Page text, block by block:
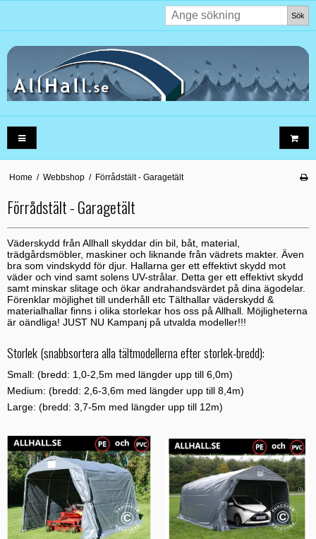
Sök
Home / Webbshop / Förrådstält - Garagetält
Förrådstält - Garagetält
Väderskydd från Allhall skyddar din bil, båt, material,
trädgårdsmöbler, maskiner och liknande från vädrets makter. Även
bra som vindskydd för djur. Hallarna ger ett effektivt skydd mot
väder och vind samt solens UV-strålar. Detta ger ett effektivt skydd
samt minskar slitage och ökar andrahandsvärdet på dina ägodelar.
Förenklar möjlighet till underhåll etc Tälthallar väderskydd &
materialhallar finns i olika storlekar hos oss på Allhall. Möjligheterna
är oändliga! JUST NU Kampanj på utvalda modeller!!!
Storlek (snabbsortera alla tältmodellerna efter storlek-bredd):
Small: (bredd: 1,0-2,5m med längder upp till 6,0m)
Medium: (bredd: 2,6-3,6m med längder upp till 8,4m)
Large: (bredd: 3,7-5m med längder upp till 12m)